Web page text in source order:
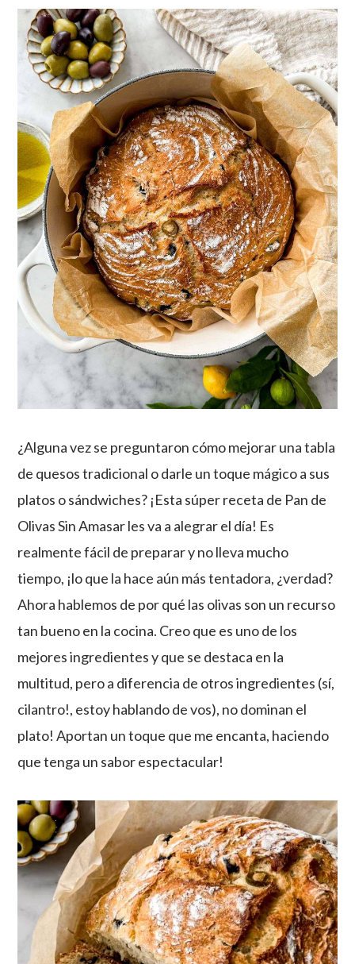
¿Alguna vez se preguntaron cómo mejorar una tabla
de quesos tradicional o darle un toque mágico a sus
platos o sándwiches? ¡Esta súper receta de Pan de
Olivas Sin Amasar les va a alegrar el día! Es
realmente fácil de preparar y no lleva mucho
tiempo, ¡lo que la hace aún más tentadora, ¿verdad?
Ahora hablemos de por qué las olivas son un recurso
tan bueno en la cocina. Creo que es uno de los
mejores ingredientes y que se destaca en la
multitud, pero a diferencia de otros ingredientes (sí,
cilantro!, estoy hablando de vos), no dominan el
plato! Aportan un toque que me encanta, haciendo
que tenga un sabor espectacular!